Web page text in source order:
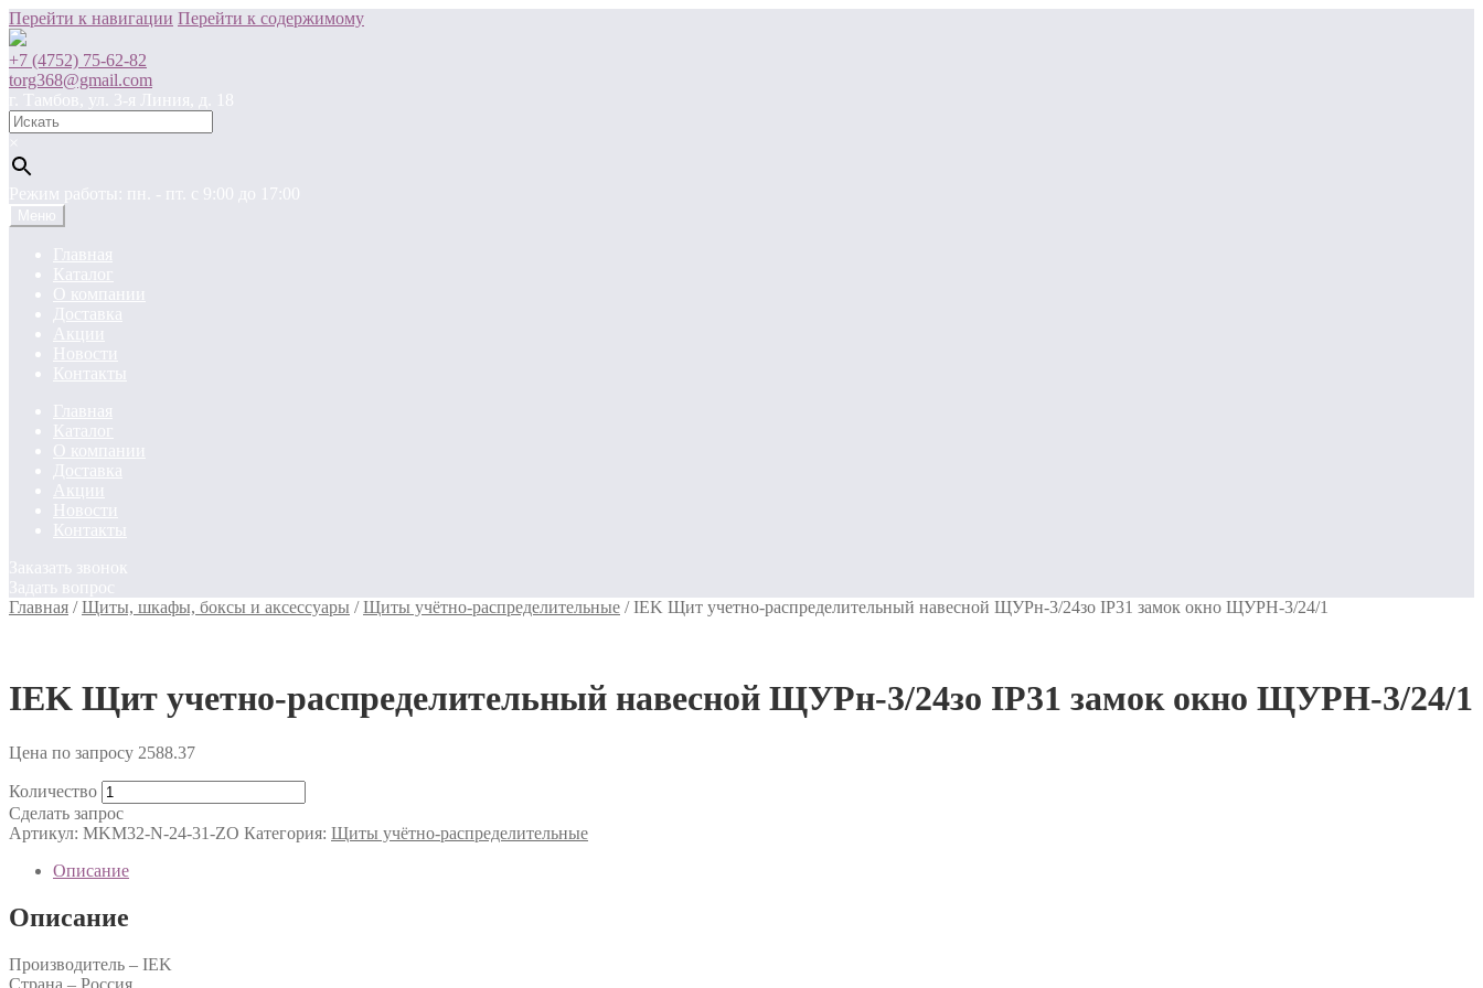
Перейти к навигации Перейти к содержимому
+7 (4752) 75-62-82
torg368@gmail.com
г. Тамбов, ул. 3-я Линия, д. 18
×
Режим работы: пн. - пт. c 9:00 до 17:00
Меню
Главная
Каталог
О компании
Доставка
Акции
Новости
Контакты
Главная
Каталог
О компании
Доставка
Акции
Новости
Контакты
Заказать звонок
Задать вопрос
Главная /Щиты, шкафы, боксы и аксессуары /Щиты учётно-распределительные /IEK Щит учетно-распределительный навесной ЩУРн-3/24зо IP31 замок окно ЩУРН-3/24/1
IEK Щит учетно-распределительный навесной ЩУРн-3/24зо IP31 замок окно ЩУРН-3/24/1
Цена по запросу 2588.37
Количество
Сделать запрос
Артикул: MKM32-N-24-31-ZO Категория: Щиты учётно-распределительные
Описание
Описание
Производитель – IEK
Страна – Россия